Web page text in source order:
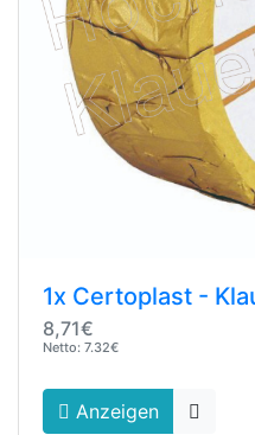
1x Certoplast -
8,71€
Netto: 7.32€
Anzeigen